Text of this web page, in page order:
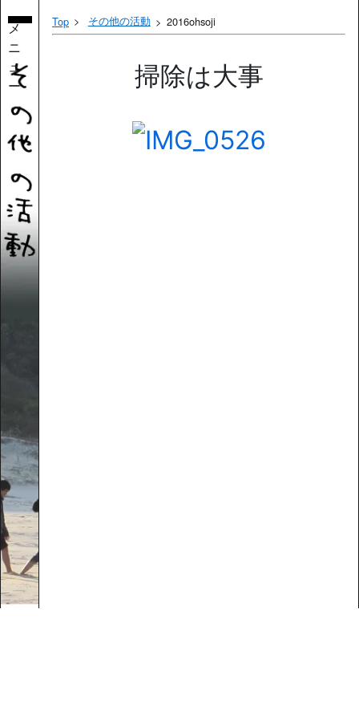
メ
ニ
ュ
ー
Top その他の活動 2016ohsoji
掃除は大事